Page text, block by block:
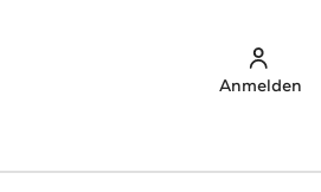
Anmelden